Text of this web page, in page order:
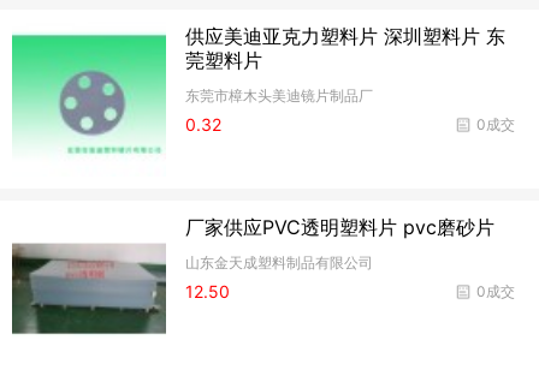
供应美迪亚克力塑料片 深圳塑料片 东
莞塑料片
东莞市樟木头美迪镜片制品厂
0成交
0.32
厂家供应PVC透明塑料片 pvc磨砂片
山东金天成塑料制品有限公司
0成交
12.50